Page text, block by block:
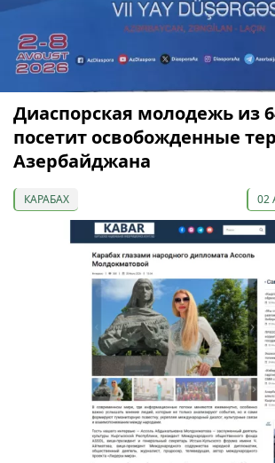
Диаспорская молодежь из
посетит освобожденные
Азербайджана
КАРАБАХ 02